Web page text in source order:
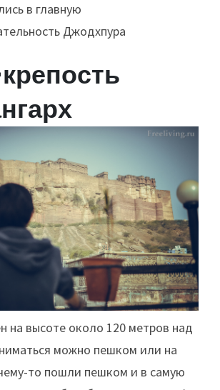
в главную
Джодхпура
на высоте около 120 метров над
можно пешком или на
то пошли пешком и в самую